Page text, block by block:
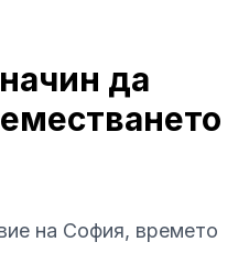
да
на София, времето